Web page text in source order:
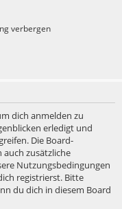
verbergen
dich anmelden zu
erledigt und
Die Board-
zusätzliche
Nutzungsbedingungen
registrierst. Bitte
du dich in diesem Board